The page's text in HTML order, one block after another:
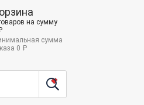
на сумму
сумма
0 ₽